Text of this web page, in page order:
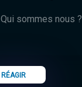
RÉAGIR
Qui sommes nous ?